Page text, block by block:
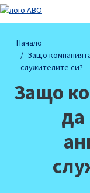
Начало
Защо
служителите си?
Защо
да